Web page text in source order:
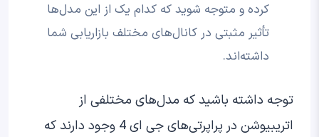
کرده و متوجه شوید که کدام یک از این مدل‌ها
تأثیر مثبتی در کانال‌های مختلف بازاریابی شما
داشته‌اند.
توجه داشته باشید که مدل‌های مختلفی از
اتریبیوشن در پراپرتی‌های جی ای 4 وجود دارند که